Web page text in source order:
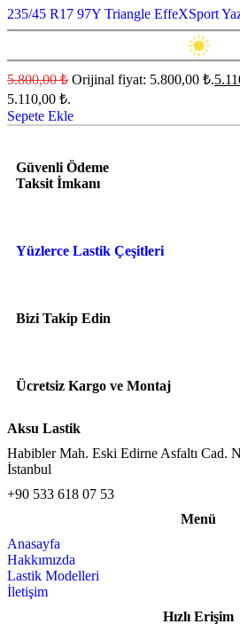
235/45 R17 97Y Triangle EffeXSport
5.800,00₺ Orijinal fiyat: 5.800,00 ₺.
5.110,00 ₺.
Sepete Ekle
Güvenli Ödeme
Taksit İmkanı
Yüzlerce Lastik Çeşitleri
Bizi Takip Edin
Ücretsiz Kargo ve Montaj
Aksu Lastik
Habibler Mah. Eski Edirne Asfaltı Cad.
İstanbul
+90 533 618 07 53
Menü
Anasayfa
Hakkımızda
Lastik Modelleri
İletişim
Hızlı Erişim